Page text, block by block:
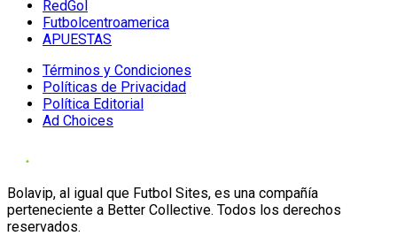
RedGol
Futbolcentroamerica
APUESTAS
Términos y Condiciones
Políticas de Privacidad
Política Editorial
Ad Choices
Bolavip, al igual que Futbol Sites, es una compañía
perteneciente a Better Collective. Todos los derechos
reservados.